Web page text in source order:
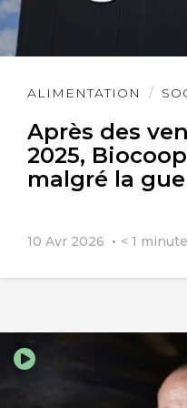
ALIMENTATION
Après des
2025,
malgré la
10 Avr 2026 < 1 minute
Lire